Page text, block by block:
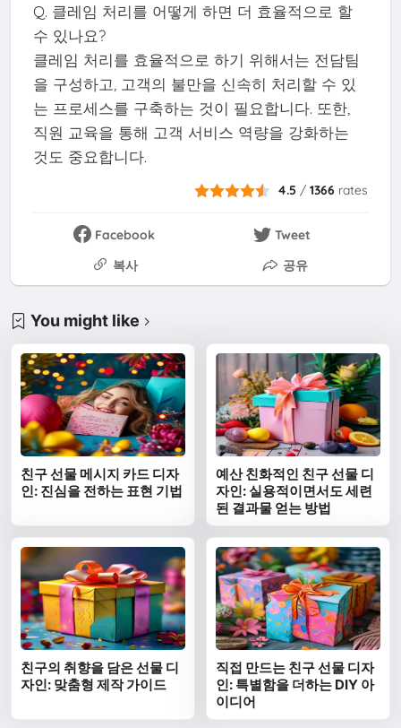
Q. 클레임 처리를 어떻게 하면 더 효율적으로 할
수 있나요?
클레임 처리를 효율적으로 하기 위해서는 전담팀
을 구성하고, 고객의 불만을 신속히 처리할 수 있
는 프로세스를 구축하는 것이 필요합니다. 또한,
직원 교육을 통해 고객 서비스 역량을 강화하는
것도 중요합니다.
4.5 /1366 rates
Facebook
Tweet
복사
공유
You might like
친구 선물 메시지 카드 디자
인: 진심을 전하는 표현 기법
예산 친화적인 친구 선물 디
자인: 실용적이면서도 세련
된 결과물 얻는 방법
친구의 취향을 담은 선물 디
자인: 맞춤형 제작 가이드
직접 만드는 친구 선물 디자
인: 특별함을 더하는 DIY 아
이디어